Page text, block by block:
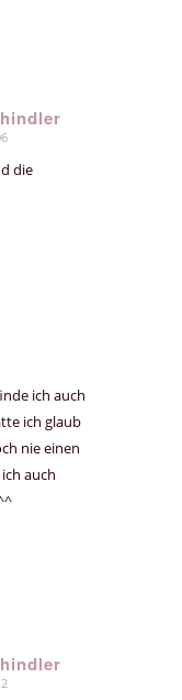
die
ich auch
ich glaub
nie einen
auch